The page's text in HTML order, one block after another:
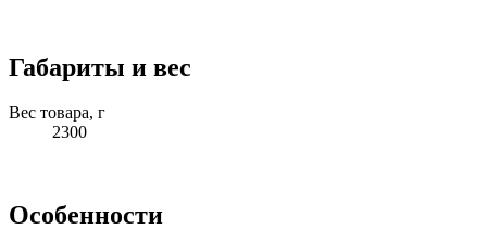
Габариты и вес
Вес товара, г
2300
Особенности